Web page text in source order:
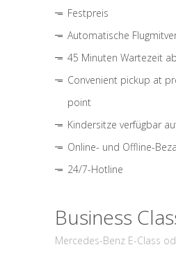
Festpreis
Automatische
45 Minuten Wartezeit
Convenient pickup at
point
Kindersitze verfügbar
Online- und Offline-
24/7-Hotline
Business
Mercedes-Benz E-Class